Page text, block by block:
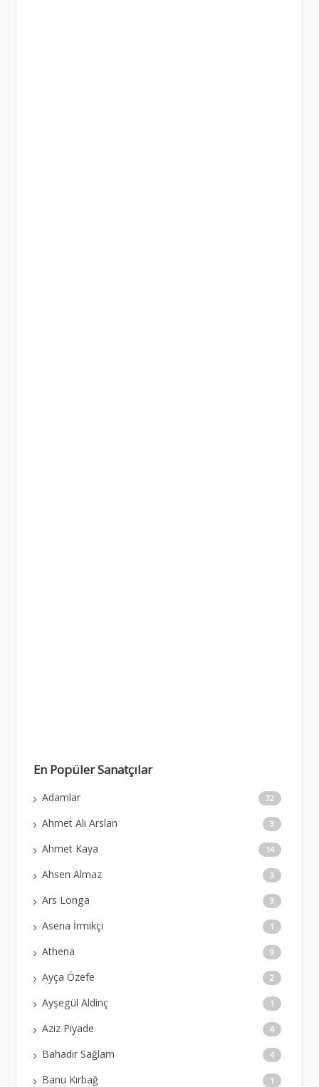
En Popüler Sanatçılar
Adamlar 32
Ahmet Ali Arslan 3
Ahmet Kaya 14
Ahsen Almaz 3
Ars Longa 3
Asena İrmikçi 1
Athena 9
Ayça Özefe 2
Ayşegül Aldinç 1
Aziz Piyade 4
Bahadır Sağlam 4
Banu Kırbağ 1